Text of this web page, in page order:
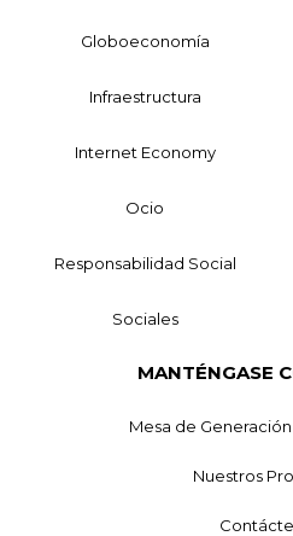
Globoeconomía
Infraestructura
Internet Economy
Ocio
Responsabilidad Social
Sociales
MANTÉNGASE
Mesa de
Nuestros